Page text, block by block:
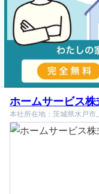
ホームサービス
本社所在地：茨城県水戸市